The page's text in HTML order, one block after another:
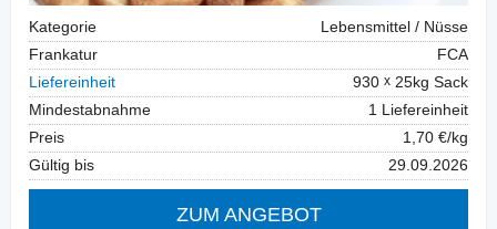
Kategorie
Lebensmittel / Nüsse
Frankatur
FCA
Liefereinheit
930
25kg Sack
Mindestabnahme
1 Liefereinheit
Preis
1,70 €/kg
Gültig bis
29.09.2026
ZUM ANGEBOT